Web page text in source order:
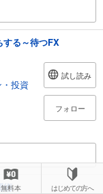
する～待つFX
投資
試し読み
フォロー
術
無料本 はじめての方へ